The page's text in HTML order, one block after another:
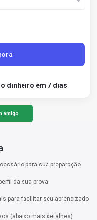
dinheiro em 7 dias
amigo
para sua preparação
da sua prova
para facilitar seu aprendizado
(abaixo mais detalhes)